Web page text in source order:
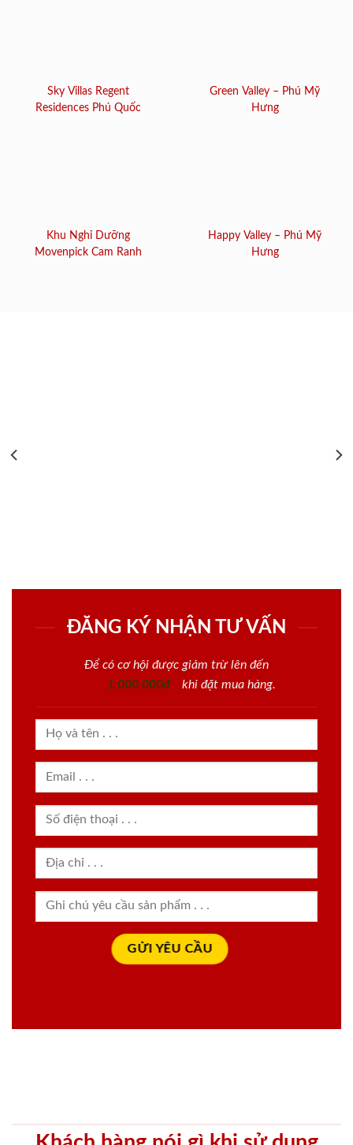
Sky Villas Regent
Residences Phú Quốc
Green Valley – Phú Mỹ
Hưng
Khu Nghỉ Dưỡng
Movenpick Cam Ranh
Happy Valley – Phú Mỹ
Hưng
ĐĂNG KÝ NHẬN TƯ VẤN
Để có cơ hội được giảm trừ lên đến
1.000.000đ
khi đặt mua hàng.